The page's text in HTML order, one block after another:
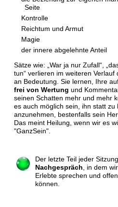
Seite
Kontrolle
Reichtum und Armut
Magie
der innere abgelehnte Anteil
Sätze wie: „War ja nur Zufall“,
tun“ verlieren im weiteren
an Bedeutung. Sie lernen, Ihre
frei von Wertung und
seinen Schatten mehr und mehr
es auch möglich sein, ihn statt zu
anzunehmen, bestenfalls sein
Das meint Heilung, wenn wir es
"GanzSein".
Der letzte Teil jeder
Nachgespräch , in dem
Erlebte sprechen und
können.